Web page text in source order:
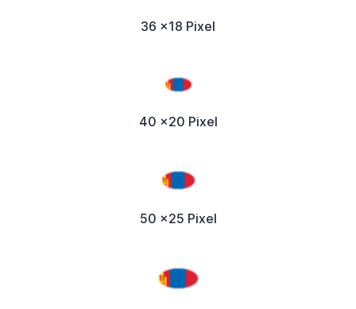
36 x18 Pixel
40 x20 Pixel
50 x25 Pixel